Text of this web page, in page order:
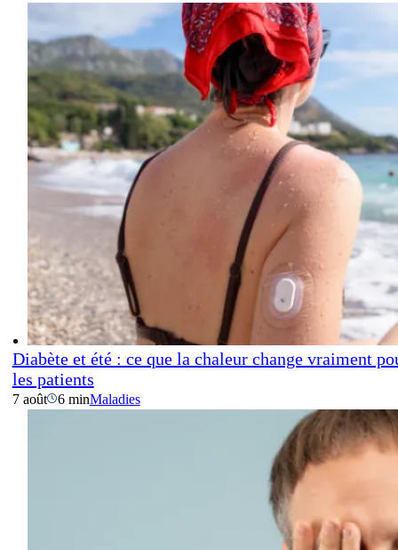
Diabète et été : ce que la chaleur change vraiment
les patients
7 août 6 minMaladies